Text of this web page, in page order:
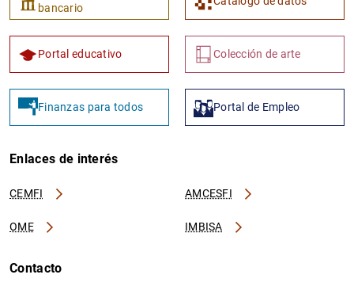
bancario
Portal educativo Colección de arte
Finanzas para todos Portal de Empleo
Enlaces de interés
CEMFI AMCESFI
OME IMBISA
Contacto